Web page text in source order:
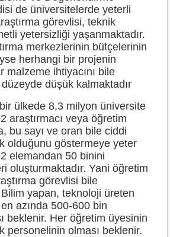
de üniversitelerde yeterli
görevlisi, teknik
yetersizliği yaşanmaktadır.
merkezlerinin bütçelerinin
herhangi bir projenin
malzeme ihtiyacını bile
düşük kalmaktadır
ülkede 8,3 milyon üniversite
araştırmacı veya öğretim
bu sayı ve oran bile ciddi
olduğunu göstermeye yeter
elemandan 50 binini
oluşturmaktadır. Yani öğretim
görevlisi bile
yapan, teknoloji üreten
azında 500-600 bin
beklenir. Her öğretim üyesinin
personelinin olması beklenir.